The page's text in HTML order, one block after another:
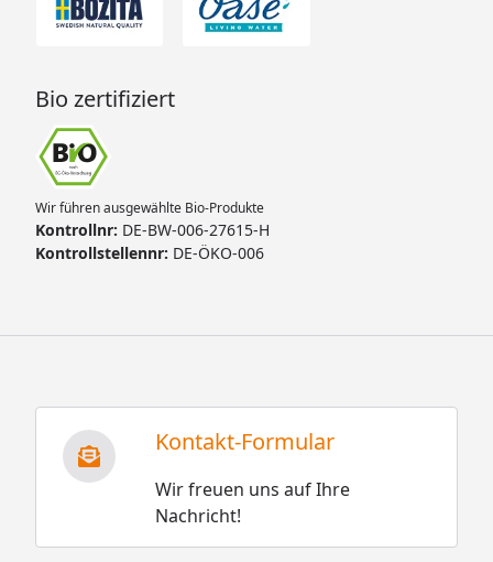
Bio zertifiziert
Wir führen ausgewählte Bio-Produkte
Kontrollnr: DE-BW-006-27615-H
Kontrollstellennr: DE-ÖKO-006
Kontakt-Formular
Wir freuen uns auf Ihre
Nachricht!